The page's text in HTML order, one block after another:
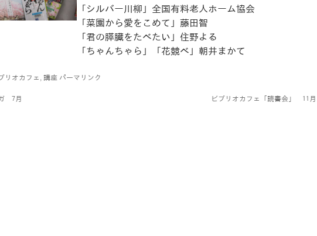
「シルバー川柳」全国有料老人ホーム協会
「菜園から愛をこめて」藤田智
「君の膵臓をたべたい」住野よる
「ちゃんちゃら」「花競べ」朝井まかて
リオカフェ , 講座 パーマリンク
7月 ビブリオカフェ「読書会」 11月